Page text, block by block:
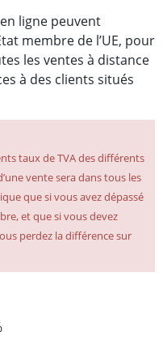
ligne peuvent
membre de l’UE, pour
les ventes à distance
à des clients situés
taux de TVA des différents
vente sera dans tous les
que si vous avez dépassé
et que si vous devez
perdez la différence sur